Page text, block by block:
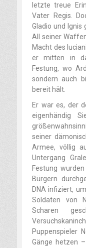
letzte treue
Vater Regis.
Gladio und Ignis
All seiner
Macht des
er mitten in
Festung, wo
sondern auch
bereit hält.
Er war es, der
eigenhändig
seiner
Armee, völlig
Untergang
Festung
Bürgern
DNA infiziert,
Soldaten von
Scharen
Puppenspieler
Gänge hetzen